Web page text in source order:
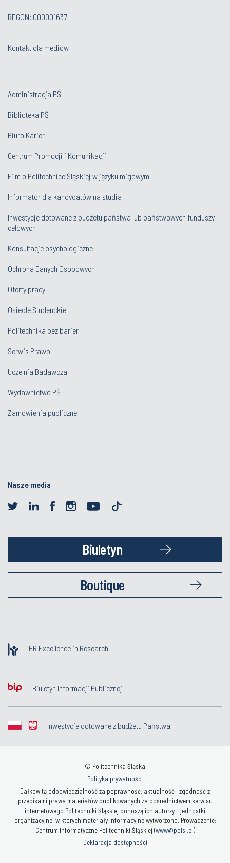
REGON: 000001637
Kontakt dla mediów
Administracja PŚ
Biblioteka PŚ
Biuro Karier
Centrum Promocji i Komunikacji
Film o Politechnice Śląskiej w języku migowym
Informator dla kandydatów na studia
Inwestycje dotowane z budżetu państwa lub państwowych funduszy
celowych
Konsultacje psychologiczne
Ochrona Danych Osobowych
Oferty pracy
Osiedle Studenckie
Politechnika bez barier
Serwis Prawo
Uczelnia Badawcza
Wydawnictwo PŚ
Zamówienia publiczne
Nasze media
Biuletyn
Boutique
HR Excellence in Research
Biuletyn Informacji Publicznej
Inwestycje dotowane z budżetu Państwa
© Politechnika Śląska
Polityka prywatności
Całkowitą odpowiedzialność za poprawność, aktualność i zgodność z
przepisami prawa materiałów publikowanych za pośrednictwem serwisu
internetowego Politechniki Śląskiej ponoszą ich autorzy - jednostki
organizacyjne, w których materiały informacyjne wytworzono. Prowadzenie:
Centrum Informatyczne Politechniki Śląskiej (www@polsl.pl)
Deklaracja dostępności